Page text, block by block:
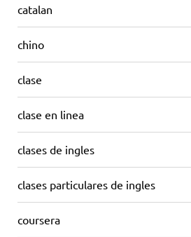
catalan
chino
clase
clase en linea
clases de ingles
clases particulares de ingles
coursera